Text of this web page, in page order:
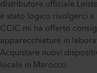
distributore ufficiale
è stato logico rivolgerci
CCIC mi ha offerto
apparecchiature in
Acquistare nuovi
locale in Marocco.